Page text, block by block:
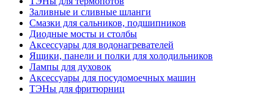
Заливные и сливные шланги
Смазки для сальников, подшипников
Диодные мосты и столбы
Аксессуары для водонагревателей
Ящики, панели и полки для холодильников
Лампы для духовок
Аксессуары для посудомоечных машин
ТЭНы для фритюрниц